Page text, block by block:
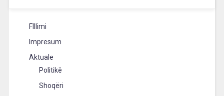
FIllimi
Impresum
Aktuale
Politikë
Shoqëri